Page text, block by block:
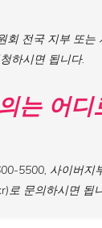
회 전국 지부 또는
하시면 됩니다.
는 어디
5500, 사이버지
로 문의하시면 됩